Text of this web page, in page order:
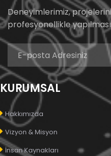
Deneyimlerimiz,
profesyonellikle
KURUMSAL
Hakkımızda
Vizyon & Misyon
İnsan Kaynakları